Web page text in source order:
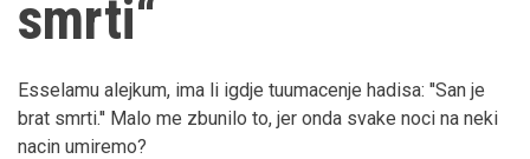
smrti“
Esselamu alejkum, ima li igdje tuumacenje hadisa: ''San je
brat smrti.'' Malo me zbunilo to, jer onda svake noci na neki
nacin umiremo?